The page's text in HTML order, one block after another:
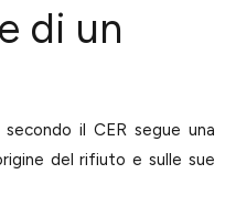
di un
secondo il CER segue una
del rifiuto e sulle sue